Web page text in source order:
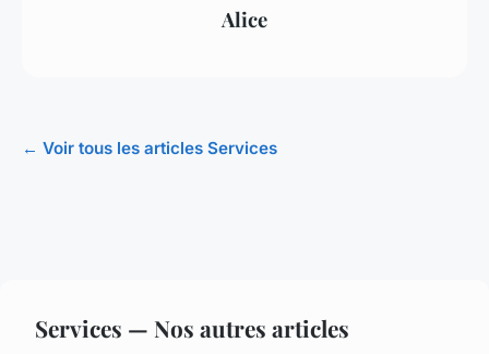
Alice
← Voir tous les articles Services
Services — Nos autres articles